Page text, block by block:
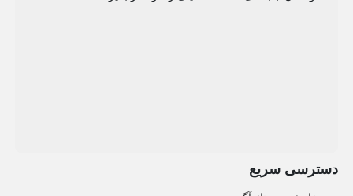
دسترسی سریع